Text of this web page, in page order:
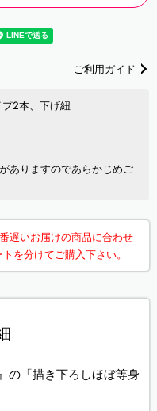
ご利用ガイド
2本、下げ紐
ありますのであらかじめご
遅いお届けの商品に合わせ
を分けてご購入下さい。
の「描き下ろしほぼ等身